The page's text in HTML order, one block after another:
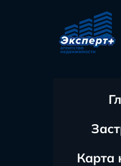
Карта